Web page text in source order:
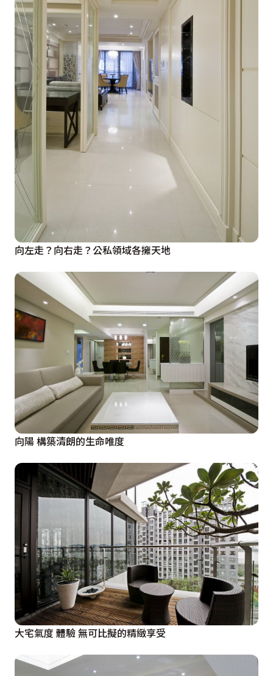
向左走？向右走？公私領域各擁天地
向陽 構築清朗的生命唯度
大宅氣度 體驗 無可比擬的精緻享受